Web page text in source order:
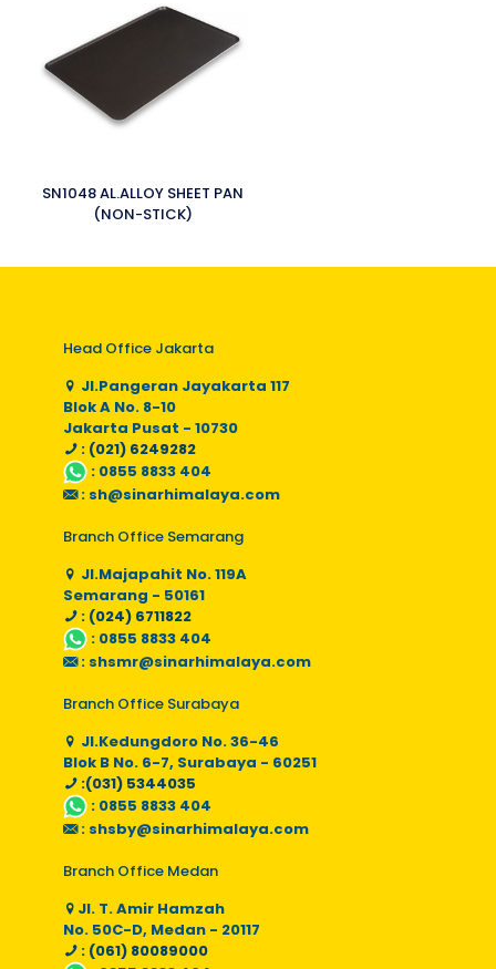
SN1048 AL.ALLOY SHEET PAN
(NON-STICK)
Head Office Jakarta
Jl.Pangeran Jayakarta 117
Blok A No. 8-10
Jakarta Pusat - 10730
: (021) 6249282
: 0855 8833 404
: sh@sinarhimalaya.com
Branch Office Semarang
Jl.Majapahit No. 119A
Semarang - 50161
: (024) 6711822
: 0855 8833 404
: shsmr@sinarhimalaya.com
Branch Office Surabaya
Jl.Kedungdoro No. 36-46
Blok B No. 6-7, Surabaya - 60251
:(031) 5344035
: 0855 8833 404
: shsby@sinarhimalaya.com
Branch Office Medan
Jl. T. Amir Hamzah
No. 50C-D, Medan - 20117
: (061) 80089000